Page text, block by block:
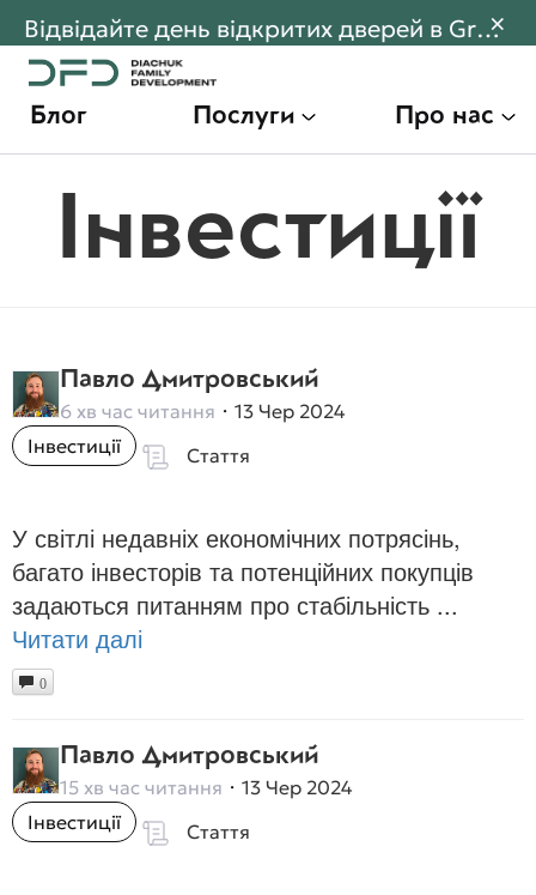
Відвідайте день відкритих дверей в Gran Montaña! Переходьте щоб дізнатися більше
×
Блог Послуги Про нас
Інвестиції
Павло Дмитровський
6 хв час читання
13 Чер 2024
Інвестиції
Стаття
У світлі недавніх економічних потрясінь,
багато інвесторів та потенційних покупців
задаються питанням про стабільність ...
Читати далі
0
Павло Дмитровський
15 хв час читання
13 Чер 2024
Інвестиції
Стаття